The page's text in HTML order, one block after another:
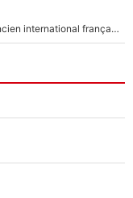
Proche de rejoindre Bruno Genesio à l'OM, un ancien international français va finalement débarquer... sur RMC !